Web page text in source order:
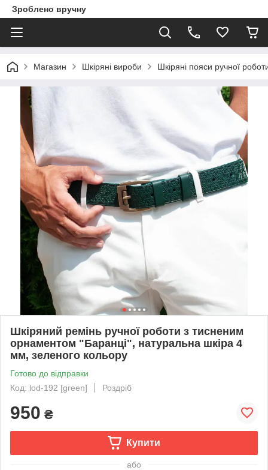
Зроблено вручну
Магазин Шкіряні вироби Шкіряні пояси ручної
Шкіряний ремінь ручної роботи з тисненим
орнаментом "Баранці", натуральна шкіра 4
мм, зеленого кольору
Готово до відправки
Код: lod-192 [green]
Роздріб
950 ₴
Купити
або